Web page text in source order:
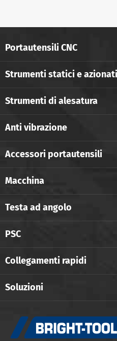
Portautensili CNC
Strumenti statici e azionati
Strumenti di alesatura
Anti vibrazione
Accessori portautensili
Macchina
Testa ad angolo
PSC
Collegamenti rapidi
Soluzioni